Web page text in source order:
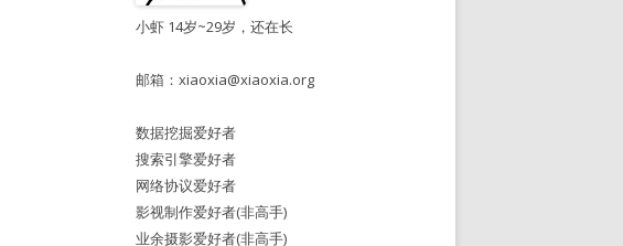
小虾 14岁~29岁，还在长
邮箱： xiaoxia@xiaoxia.org
数据挖掘爱好者
搜索引擎爱好者
网络协议爱好者
影视制作爱好者(非高手)
业余摄影爱好者(非高手)